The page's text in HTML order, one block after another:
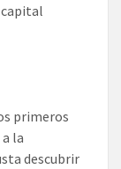
capital
primeros
la
descubrir